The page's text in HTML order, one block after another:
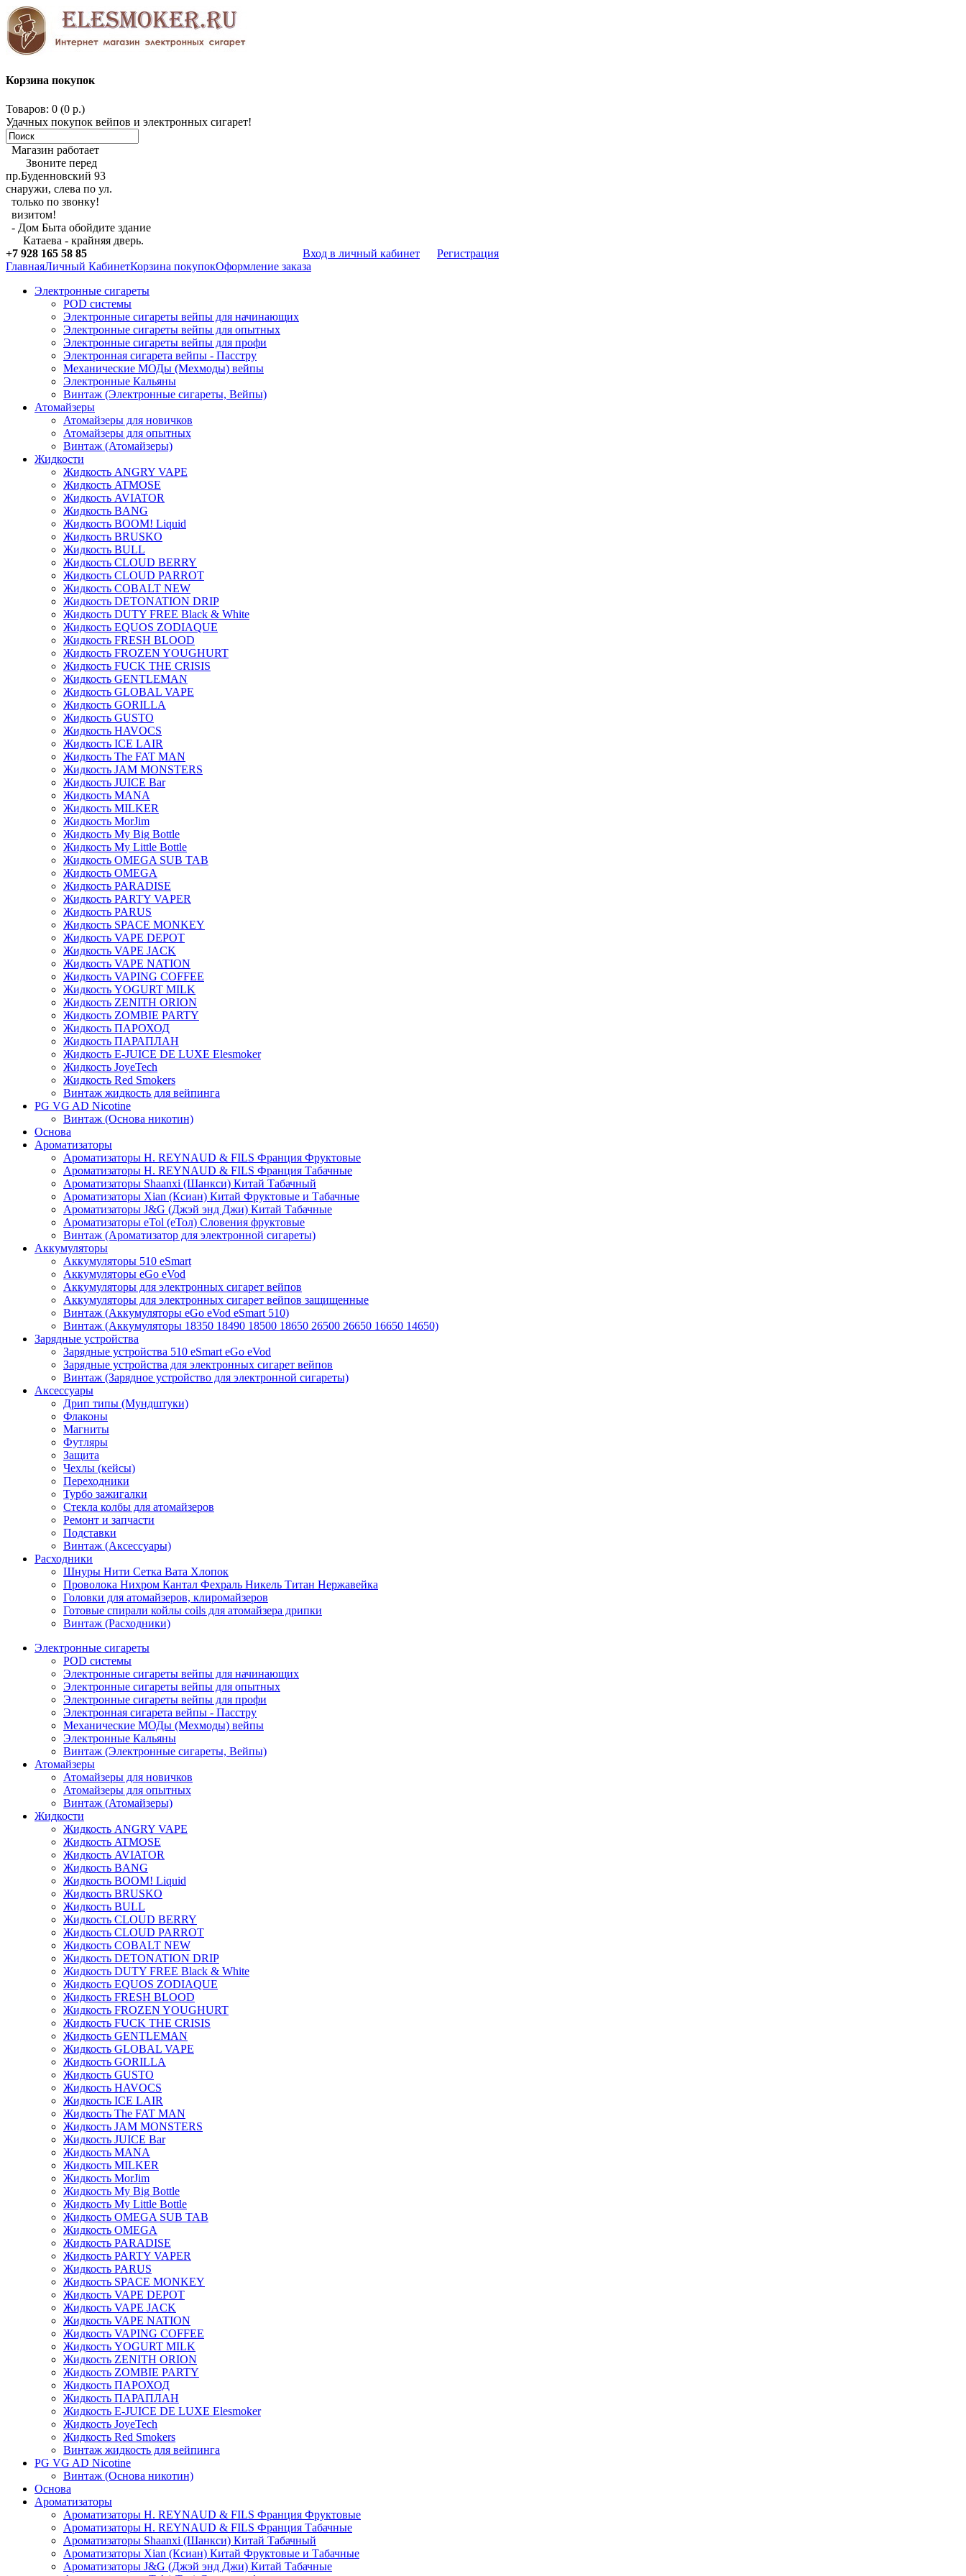
Корзина покупок
Товаров: 0 (0 р.)
Удачных покупок вейпов и электронных сигарет!
Магазин работает
Звоните перед
пр.Буденновский 93
снаружи, слева по ул.
только по звонку!
визитом!
- Дом Быта обойдите здание
Катаева - крайняя дверь.
+7 928 165 58 85 Вход в личный кабинет
Регистрация
ГлавнаяЛичный КабинетКорзина покупокОформление заказа
Электронные сигареты
POD системы
Электронные сигареты вейпы для начинающих
Электронные сигареты вейпы для опытных
Электронные сигареты вейпы для профи
Электронная сигарета вейпы - Пасстру
Механические МОДы (Мехмоды) вейпы
Электронные Кальяны
Винтаж (Электронные сигареты, Вейпы)
Атомайзеры
Атомайзеры для новичков
Атомайзеры для опытных
Винтаж (Атомайзеры)
Жидкости
Жидкость ANGRY VAPE
Жидкость ATMOSE
Жидкость AVIATOR
Жидкость BANG
Жидкость BOOM! Liquid
Жидкость BRUSKO
Жидкость BULL
Жидкость CLOUD BERRY
Жидкость CLOUD PARROT
Жидкость COBALT NEW
Жидкость DETONATION DRIP
Жидкость DUTY FREE Black & White
Жидкость EQUOS ZODIAQUE
Жидкость FRESH BLOOD
Жидкость FROZEN YOUGHURT
Жидкость FUCK THE CRISIS
Жидкость GENTLEMAN
Жидкость GLOBAL VAPE
Жидкость GORILLA
Жидкость GUSTO
Жидкость HAVOCS
Жидкость ICE LAIR
Жидкость The FAT MAN
Жидкость JAM MONSTERS
Жидкость JUICE Bar
Жидкость MANA
Жидкость MILKER
Жидкость MorJim
Жидкость My Big Bottle
Жидкость My Little Bottle
Жидкость OMEGA SUB TAB
Жидкость OMEGA
Жидкость PARADISE
Жидкость PARTY VAPER
Жидкость PARUS
Жидкость SPACE MONKEY
Жидкость VAPE DEPOT
Жидкость VAPE JACK
Жидкость VAPE NATION
Жидкость VAPING COFFEE
Жидкость YOGURT MILK
Жидкость ZENITH ORION
Жидкость ZOMBIE PARTY
Жидкость ПАРОХОД
Жидкость ПАРАПЛАН
Жидкость E-JUIСE DE LUXE Elesmoker
Жидкость JoyeTech
Жидкость Red Smokers
Винтаж жидкость для вейпинга
PG VG AD Nicotine
Винтаж (Основа никотин)
Основа
Ароматизаторы
Ароматизаторы H. REYNAUD & FILS Франция Фруктовые
Ароматизаторы H. REYNAUD & FILS Франция Табачные
Ароматизаторы Shaanxi (Шанкси) Китай Табачный
Ароматизаторы Xian (Ксиан) Китай Фруктовые и Табачные
Ароматизаторы J&G (Джэй энд Джи) Китай Табачные
Ароматизаторы eTol (еТол) Словения фруктовые
Винтаж (Ароматизатор для электронной сигареты)
Аккумуляторы
Аккумуляторы 510 eSmart
Аккумуляторы eGo eVod
Аккумуляторы для электронных сигарет вейпов
Аккумуляторы для электронных сигарет вейпов защищенные
Винтаж (Аккумуляторы eGo eVod eSmart 510)
Винтаж (Аккумуляторы 18350 18490 18500 18650 26500 26650 16650 14650)
Зарядные устройства
Зарядные устройства 510 eSmart eGo eVod
Зарядные устройства для электронных сигарет вейпов
Винтаж (Зарядное устройство для электронной сигареты)
Аксессуары
Дрип типы (Мундштуки)
Флаконы
Магниты
Футляры
Защита
Чехлы (кейсы)
Переходники
Турбо зажигалки
Стекла колбы для атомайзеров
Ремонт и запчасти
Подставки
Винтаж (Аксессуары)
Расходники
Шнуры Нити Сетка Вата Хлопок
Проволока Нихром Кантал Фехраль Никель Титан Нержавейка
Головки для атомайзеров, клиромайзеров
Готовые спирали койлы coils для атомайзера дрипки
Винтаж (Расходники)
Электронные сигареты
POD системы
Электронные сигареты вейпы для начинающих
Электронные сигареты вейпы для опытных
Электронные сигареты вейпы для профи
Электронная сигарета вейпы - Пасстру
Механические МОДы (Мехмоды) вейпы
Электронные Кальяны
Винтаж (Электронные сигареты, Вейпы)
Атомайзеры
Атомайзеры для новичков
Атомайзеры для опытных
Винтаж (Атомайзеры)
Жидкости
Жидкость ANGRY VAPE
Жидкость ATMOSE
Жидкость AVIATOR
Жидкость BANG
Жидкость BOOM! Liquid
Жидкость BRUSKO
Жидкость BULL
Жидкость CLOUD BERRY
Жидкость CLOUD PARROT
Жидкость COBALT NEW
Жидкость DETONATION DRIP
Жидкость DUTY FREE Black & White
Жидкость EQUOS ZODIAQUE
Жидкость FRESH BLOOD
Жидкость FROZEN YOUGHURT
Жидкость FUCK THE CRISIS
Жидкость GENTLEMAN
Жидкость GLOBAL VAPE
Жидкость GORILLA
Жидкость GUSTO
Жидкость HAVOCS
Жидкость ICE LAIR
Жидкость The FAT MAN
Жидкость JAM MONSTERS
Жидкость JUICE Bar
Жидкость MANA
Жидкость MILKER
Жидкость MorJim
Жидкость My Big Bottle
Жидкость My Little Bottle
Жидкость OMEGA SUB TAB
Жидкость OMEGA
Жидкость PARADISE
Жидкость PARTY VAPER
Жидкость PARUS
Жидкость SPACE MONKEY
Жидкость VAPE DEPOT
Жидкость VAPE JACK
Жидкость VAPE NATION
Жидкость VAPING COFFEE
Жидкость YOGURT MILK
Жидкость ZENITH ORION
Жидкость ZOMBIE PARTY
Жидкость ПАРОХОД
Жидкость ПАРАПЛАН
Жидкость E-JUIСE DE LUXE Elesmoker
Жидкость JoyeTech
Жидкость Red Smokers
Винтаж жидкость для вейпинга
PG VG AD Nicotine
Винтаж (Основа никотин)
Основа
Ароматизаторы
Ароматизаторы H. REYNAUD & FILS Франция Фруктовые
Ароматизаторы H. REYNAUD & FILS Франция Табачные
Ароматизаторы Shaanxi (Шанкси) Китай Табачный
Ароматизаторы Xian (Ксиан) Китай Фруктовые и Табачные
Ароматизаторы J&G (Джэй энд Джи) Китай Табачные